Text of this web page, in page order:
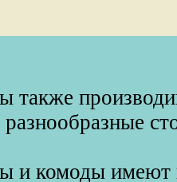
и комоды имеют